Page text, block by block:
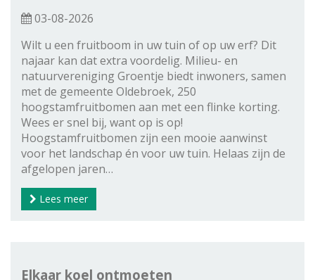
03-08-2026
Wilt u een fruitboom in uw tuin of op uw erf? Dit
najaar kan dat extra voordelig. Milieu- en
natuurvereniging Groentje biedt inwoners, samen
met de gemeente Oldebroek, 250
hoogstamfruitbomen aan met een flinke korting.
Wees er snel bij, want op is op!
Hoogstamfruitbomen zijn een mooie aanwinst
voor het landschap én voor uw tuin. Helaas zijn de
afgelopen jaren…
Lees meer
Elkaar koel ontmoeten